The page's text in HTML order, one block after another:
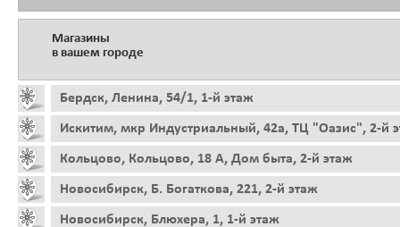
Магазины
в вашем городе
Бердск, Ленина, 54/1, 1-й этаж
Искитим, мкр Индустриальный, 42а, ТЦ "Оазис", 2-й
Кольцово, Кольцово, 18 А, Дом быта, 2-й этаж
Новосибирск, Б. Богаткова, 221, 2-й этаж
Новосибирск, Блюхера, 1, 1-й этаж